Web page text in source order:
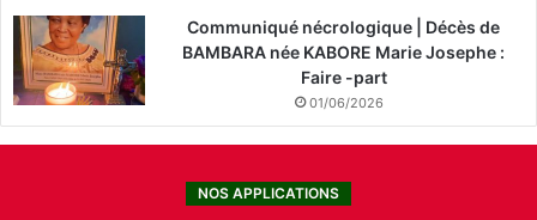
Communiqué nécrologique | Décès de
BAMBARA née KABORE Marie Josephe :
Faire -part
01/06/2026
NOS APPLICATIONS